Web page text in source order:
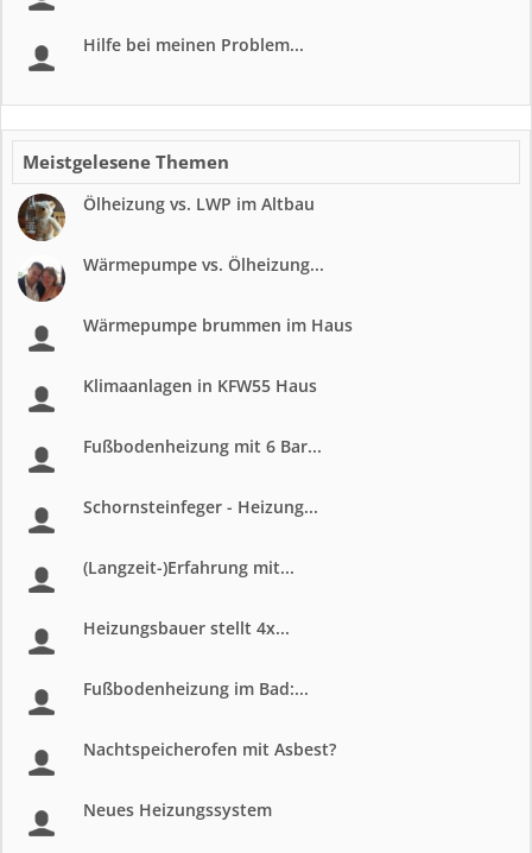
Hilfe bei meinen Problem...
Meistgelesene Themen
Ölheizung vs. LWP im Altbau
Wärmepumpe vs. Ölheizung...
Wärmepumpe brummen im Haus
Klimaanlagen in KFW55 Haus
Fußbodenheizung mit 6 Bar...
Schornsteinfeger - Heizung...
(Langzeit-)Erfahrung mit...
Heizungsbauer stellt 4x...
Fußbodenheizung im Bad:...
Nachtspeicherofen mit Asbest?
Neues Heizungssystem